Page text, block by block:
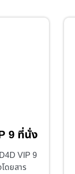
9 ที่นั่ง
VIP 9
ดยสาร